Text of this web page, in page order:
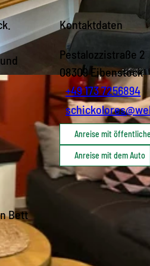
Bett
Kontaktdaten
Pestalozzistraße 2
08309Eibenstock
+49 173 7256894
Anreise mit
Anreise mit dem Auto